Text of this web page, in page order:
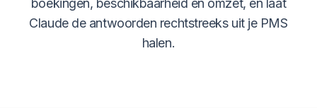
boekingen, beschikbaarheid en omzet, en laat
Claude de antwoorden rechtstreeks uit je PMS
halen.